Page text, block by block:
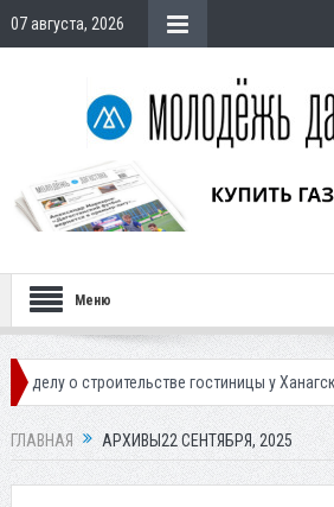
07 августа, 2026
Меню
гостиницы у Ханагского водопада
ГЛАВНАЯ АРХИВЫ22 СЕНТЯБРЯ, 2025